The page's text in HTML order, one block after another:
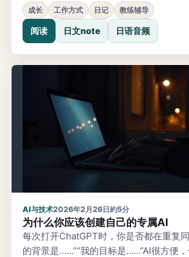
却指向同一个方向。“想走得快，就一个
远，就和大家一起走。”这句话在线下活
一样被说起，也一直在我心里回响。我本
人稳步推进的类型，无论做工程师还是
此。
成长 工作方式 日记 教练辅导
阅读 日文note 日语音频
AI与技术2026年2月26日約5分
为什么你应该创建自己的专属AI
每次打开ChatGPT时，你是否都在重复
的背景是……”“我的目标是……”AI很方便